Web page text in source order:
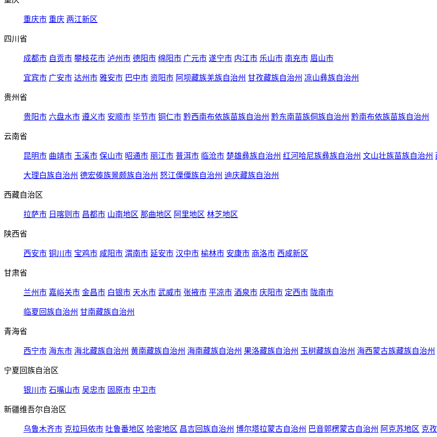
重庆市 重庆 两江新区
四川省
成都市 自贡市 攀枝花市 泸州市 德阳市 绵阳市 广元市 遂宁市 内江市 乐山市 南充市 眉山市
宜宾市 广安市 达州市 雅安市 巴中市 资阳市 阿坝藏族羌族自治州 甘孜藏族自治州 凉山彝族自治州
贵州省
贵阳市 六盘水市 遵义市 安顺市 毕节市 铜仁市 黔西南布依族苗族自治州 黔东南苗族侗族自治州 黔南布依族苗族自治州
云南省
昆明市 曲靖市 玉溪市 保山市 昭通市 丽江市 普洱市 临沧市 楚雄彝族自治州 红河哈尼族彝族自治州 文山壮族苗族自治州
大理白族自治州 德宏傣族景颇族自治州 怒江傈僳族自治州 迪庆藏族自治州
西藏自治区
拉萨市 日喀则市 昌都市 山南地区 那曲地区 阿里地区 林芝地区
陕西省
西安市 铜川市 宝鸡市 咸阳市 渭南市 延安市 汉中市 榆林市 安康市 商洛市 西咸新区
甘肃省
兰州市 嘉峪关市 金昌市 白银市 天水市 武威市 张掖市 平凉市 酒泉市 庆阳市 定西市 陇南市
临夏回族自治州 甘南藏族自治州
青海省
西宁市 海东市 海北藏族自治州 黄南藏族自治州 海南藏族自治州 果洛藏族自治州 玉树藏族自治州 海西蒙古族藏族自治州
宁夏回族自治区
银川市 石嘴山市 吴忠市 固原市 中卫市
新疆维吾尔自治区
乌鲁木齐市 克拉玛依市 吐鲁番地区 哈密地区 昌吉回族自治州 博尔塔拉蒙古自治州 巴音郭楞蒙古自治州 阿克苏地区 克